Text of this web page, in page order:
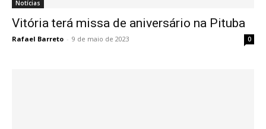
Notícias
Vitória terá missa de aniversário na Pituba
Rafael Barreto - 9 de maio de 2023 0